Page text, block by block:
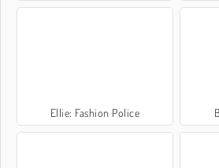
Ellie: Fashion Police